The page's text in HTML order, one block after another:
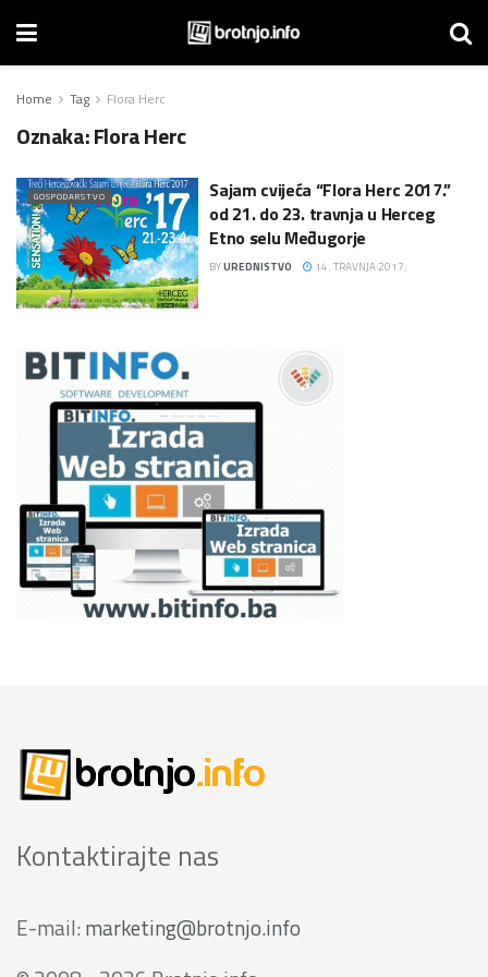
Home Tag Flora Herc
Oznaka:Flora Herc
GOSPODARSTVO
Sajam cvijeća “Flora Herc 2017.”
od 21. do 23. travnja u Herceg
Etno selu Međugorje
BYUREDNISTVO 14. TRAVNJA 2017.
Kontaktirajte nas
E-mail: marketing@brotnjo.info